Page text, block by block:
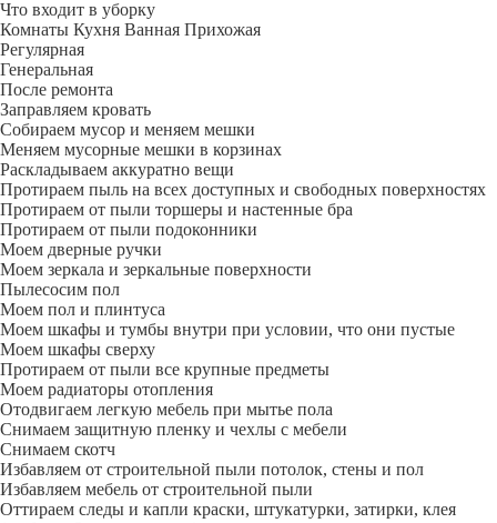
Что входит в уборку
Регу­лярная
Гене­ральная
После ремонта
Заправляем кровать
Собираем мусор и меняем мешки
Меняем мусорные мешки в корзинах
Раскладываем аккуратно вещи
Протираем пыль на всех доступных и свободных поверхностях
Протираем от пыли торшеры и настенные бра
Протираем от пыли подоконники
Моем дверные ручки
Моем зеркала и зеркальные поверхности
Пылесосим пол
Моем пол и плинтуса
Моем шкафы и тумбы внутри при условии, что они пустые
Моем шкафы сверху
Протираем от пыли все крупные предметы
Моем радиаторы отопления
Отодвигаем легкую мебель при мытье пола
Снимаем защитную пленку и чехлы с мебели
Снимаем скотч
Избавляем от строительной пыли потолок, стены и пол
Избавляем мебель от строительной пыли
Оттираем следы и капли краски, штукатурки, затирки, клея